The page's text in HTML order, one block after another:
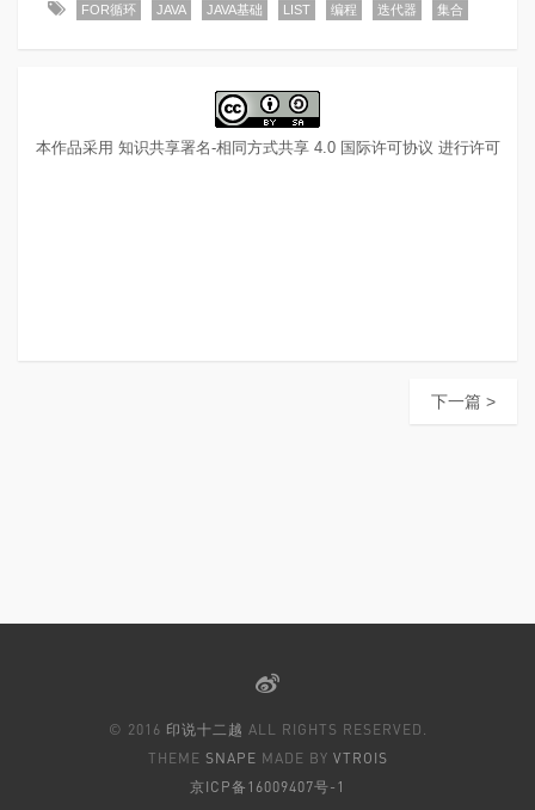
FOR循环 JAVA JAVA基础 LIST 编程 迭代器 集合
本作品采用 知识共享署名-相同方式共享 4.0 国际许可协议 进行许可
下一篇 >
© 2016 印说十二越 ALL RIGHTS RESERVED.
THEME SNAPE MADE BY VTROIS
京ICP备16009407号-1